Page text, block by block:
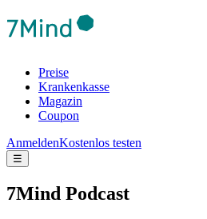
Preise
Krankenkasse
Magazin
Coupon
AnmeldenKostenlos testen
☰
7Mind Podcast